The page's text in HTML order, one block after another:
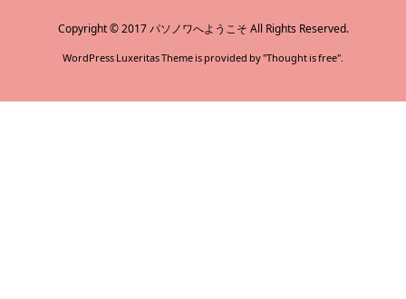
Copyright ©2017 パソノワへようこそ All Rights Reserved.
WordPress Luxeritas Theme is provided by "Thought is free".